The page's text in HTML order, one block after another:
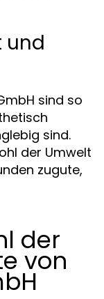
und
sind so
sind.
der Umwelt
zugute,
der
von